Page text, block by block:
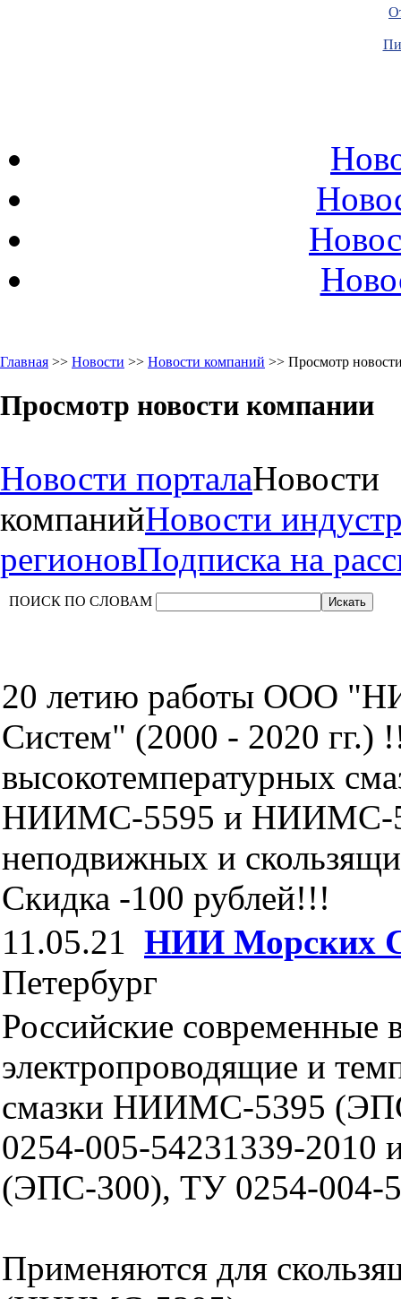
Главная >> Новости >> Новости компаний >> Просмотр
Просмотр новости компании
Новости порталаНовости
компанийНовости
регионовПодписка на
ПОИСК ПО СЛОВАМ
20 летию работы ООО
Систем" (2000 - 2020 гг.)
высокотемпературных
НИИМС-5595 и НИИМС-
неподвижных и
Скидка -100 рублей!!!
11.05.21 НИИ Морских
Петербург
Российские современные
электропроводящие и
смазки НИИМС-5395
0254-005-54231339-
(ЭПС-300), ТУ 0254-004-
Применяются для